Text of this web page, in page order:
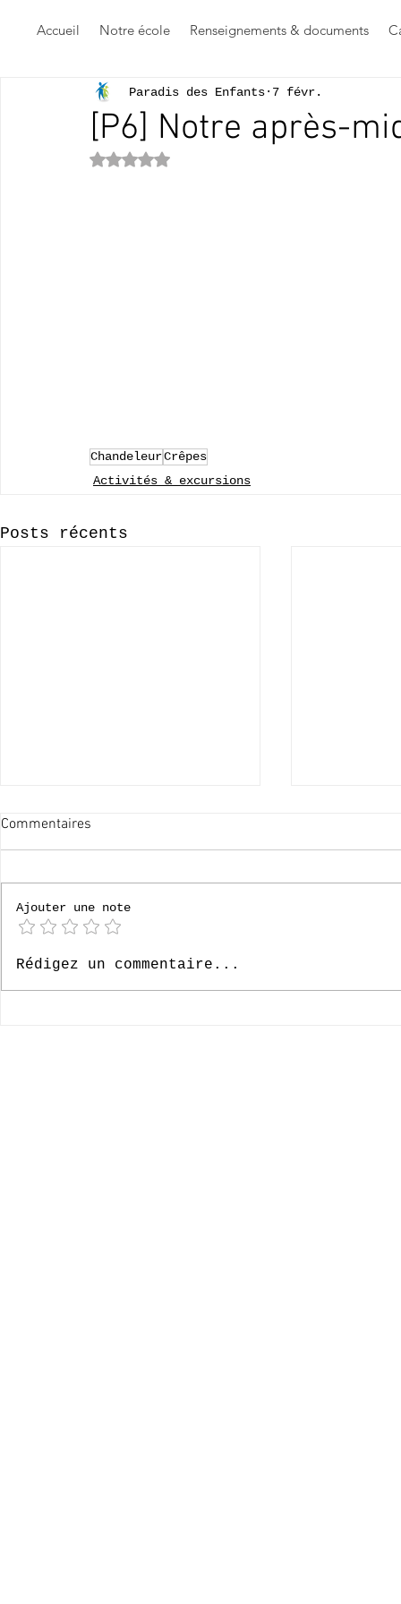
Accueil Notre école Renseignements & documents
[P6] Notre après-
Paradis des Enfants 7 févr.
Noté NaN étoiles sur 5.
ChandeleurCrêpes
Activités & excursions
Posts récents
[P4] Loverval 2026
Commentaires
Ajouter une note
Rédigez un commentaire...